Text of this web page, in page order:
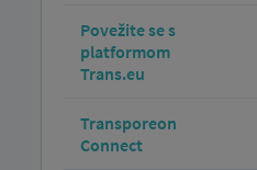
Povežite se s
platformom
Trans.eu
Transporeon
Connect